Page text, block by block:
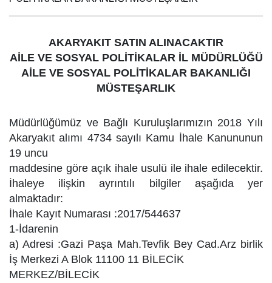
AKARYAKIT SATIN ALINACAKTIR
AİLE VE SOSYAL POLİTİKALAR İL MÜDÜRLÜĞÜ
AİLE VE SOSYAL POLİTİKALAR BAKANLIĞI
MÜSTEŞARLIK
Müdürlüğümüz ve Bağlı Kuruluşlarımızın 2018 Yılı
Akaryakıt alımı 4734 sayılı Kamu İhale Kanununun
19 uncu
maddesine göre açık ihale usulü ile ihale edilecektir.
İhaleye ilişkin ayrıntılı bilgiler aşağıda yer
almaktadır:
İhale Kayıt Numarası :2017/544637
1-İdarenin
a) Adresi :Gazi Paşa Mah.Tevfik Bey Cad.Arz birlik
İş Merkezi A Blok 11100 11 BİLECİK
MERKEZ/BİLECİK